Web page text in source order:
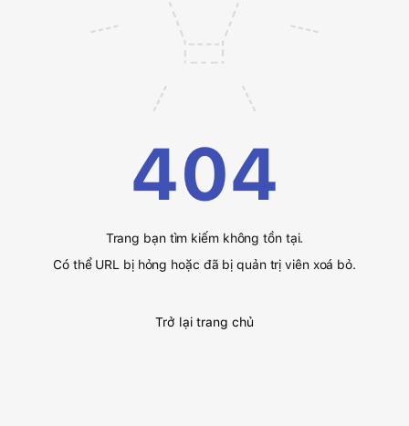
404
Trang bạn tìm kiếm không tồn tại.
Có thể URL bị hỏng hoặc đã bị quản trị viên xoá bỏ.
Trở lại trang chủ